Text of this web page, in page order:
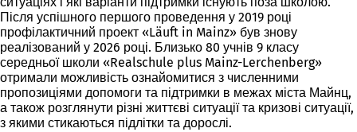
Після успішного першого проведення у 2019 році
профілактичний проект «Läuft in Mainz» був знову
реалізований у 2026 році. Близько 80 учнів 9 класу
середньої школи «Realschule plus Mainz-Lerchenberg»
отримали можливість ознайомитися з численними
пропозиціями допомоги та підтримки в межах міста Майнц,
а також розглянути різні життєві ситуації та кризові ситуації,
з якими стикаються підлітки та дорослі.